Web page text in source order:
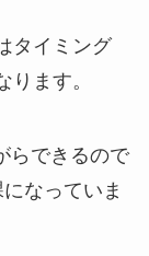
タイミング
ます。
らできるので
なっていま